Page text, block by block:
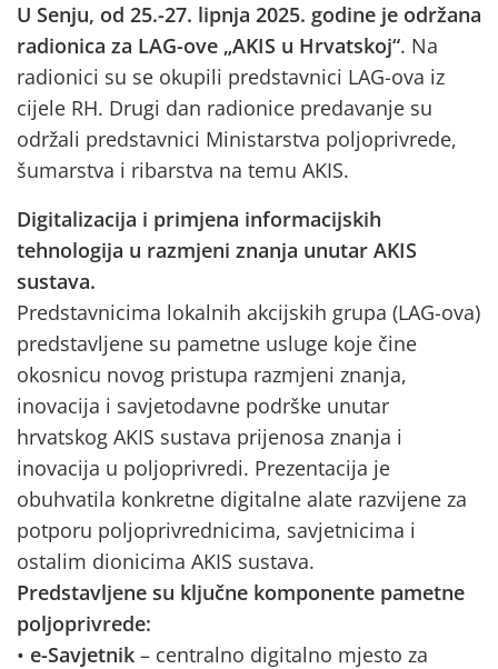
U Senju, od 25.-27. lipnja 2025. godine je održana
radionica za LAG-ove „AKIS u Hrvatskoj“. Na
radionici su se okupili predstavnici LAG-ova iz
cijele RH. Drugi dan radionice predavanje su
održali predstavnici Ministarstva poljoprivrede,
šumarstva i ribarstva na temu AKIS.
Digitalizacija i primjena informacijskih
tehnologija u razmjeni znanja unutar AKIS
sustava.
Predstavnicima lokalnih akcijskih grupa (LAG-ova)
predstavljene su pametne usluge koje čine
okosnicu novog pristupa razmjeni znanja,
inovacija i savjetodavne podrške unutar
hrvatskog AKIS sustava prijenosa znanja i
inovacija u poljoprivredi. Prezentacija je
obuhvatila konkretne digitalne alate razvijene za
potporu poljoprivrednicima, savjetnicima i
ostalim dionicima AKIS sustava.
Predstavljene su ključne komponente pametne
poljoprivrede:
• e-Savjetnik – centralno digitalno mjesto za